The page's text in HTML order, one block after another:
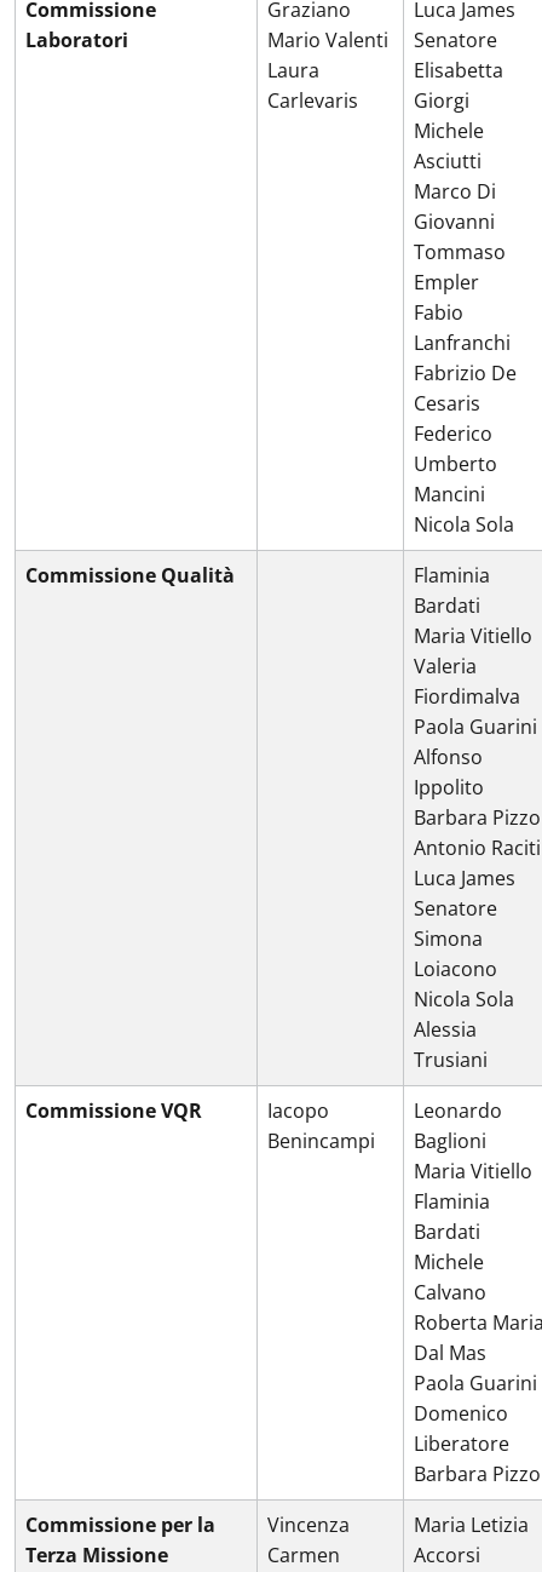
Commissione
Laboratori
Graziano
Mario Valenti
Laura
Carlevaris
Luca James
Senatore
Elisabetta
Giorgi
Michele
Asciutti
Marco Di
Giovanni
Tommaso
Empler
Fabio
Lanfranchi
Fabrizio De
Cesaris
Federico
Umberto
Mancini
Nicola Sola
Commissione Qualità
Flaminia
Bardati
Maria Vitiello
Valeria
Fiordimalva
Paola Guarini
Alfonso
Ippolito
Barbara Pizzo
Antonio Raciti
Luca James
Senatore
Simona
Loiacono
Nicola Sola
Alessia
Trusiani
Commissione VQR
Iacopo
Benincampi
Leonardo
Baglioni
Maria Vitiello
Flaminia
Bardati
Michele
Calvano
Roberta
Dal Mas
Paola Guarini
Domenico
Liberatore
Barbara Pizzo
Commissione per la
Terza Missione
Vincenza
Carmen
Maria Letizia
Accorsi